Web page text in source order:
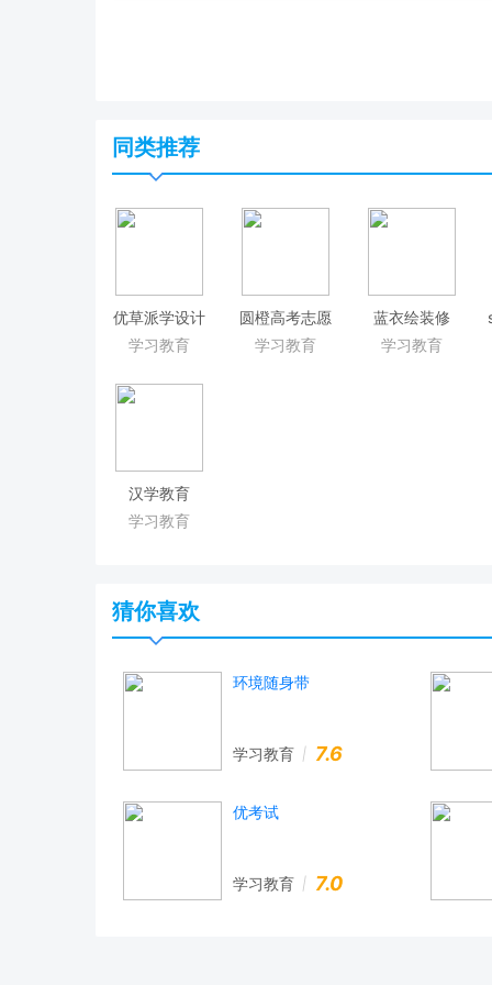
同类推荐
优草派学设计
学习教育
圆橙高考志愿
学习教育
蓝衣绘装修
学习教育
汉学教育
学习教育
猜你喜欢
环境随身带
学习教育 7.6
优考试
学习教育 7.0